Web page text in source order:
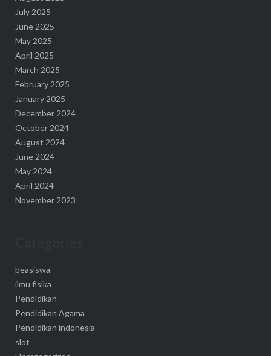
July 2025
June 2025
May 2025
April 2025
March 2025
February 2025
January 2025
December 2024
October 2024
August 2024
June 2024
May 2024
April 2024
November 2023
beasiswa
ilmu fisika
Pendidikan
Pendidikan Agama
Pendidikan indonesia
slot